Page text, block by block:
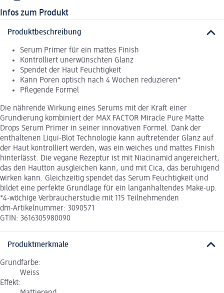
Infos zum Produkt
Produktbeschreibung
Serum Primer für ein mattes Finish
Kontrolliert unerwünschten Glanz
Spendet der Haut Feuchtigkeit
Kann Poren optisch nach 4 Wochen reduzieren*
Pflegende Formel
Die nährende Wirkung eines Serums mit der Kraft einer
Grundierung kombiniert der MAX FACTOR Miracle Pure Matte
Drops Serum Primer in seiner innovativen Formel. Dank der
enthaltenen Liqui-Blot Technologie kann auftretender Glanz auf
der Haut kontrolliert werden, was ein weiches und mattes Finish
hinterlässt. Die vegane Rezeptur ist mit Niacinamid angereichert,
das den Hautton ausgleichen kann, und mit Cica, das beruhigend
wirken kann. Gleichzeitig spendet das Serum Feuchtigkeit und
bildet eine perfekte Grundlage für ein langanhaltendes Make-up.
*4-wöchige Verbraucherstudie mit 115 Teilnehmenden
dm-Artikelnummer: 3090571
GTIN: 3616305980090
Produktmerkmale
Grundfarbe:
Weiss
Effekt: